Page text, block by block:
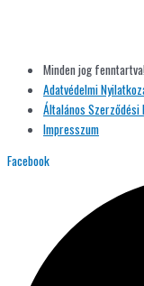
Minden jog
Adatvédelmi
Általános Szerződési
Impresszum
Facebook